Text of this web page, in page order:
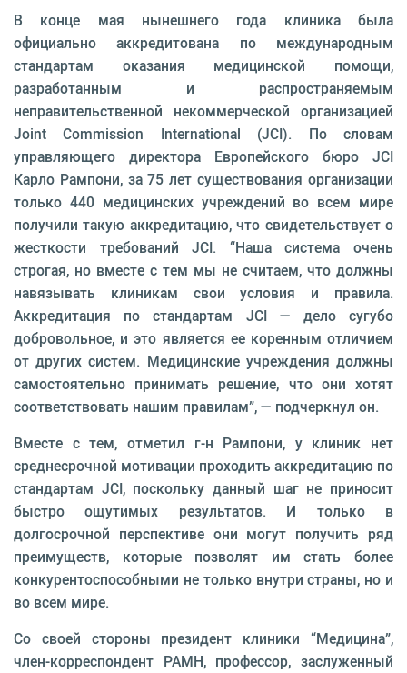
В конце мая нынешнего года клиника была
официально аккредитована по международным
стандартам оказания медицинской помощи,
разработанным и распространяемым
неправительственной некоммерческой организацией
Joint Commission International (JCI). По словам
управляющего директора Европейского бюро JCI
Карло Рампони, за 75 лет существования организации
только 440 медицинских учреждений во всем мире
получили такую аккредитацию, что свидетельствует о
жесткости требований JCI. “Наша система очень
строгая, но вместе с тем мы не считаем, что должны
навязывать клиникам свои условия и правила.
Аккредитация по стандартам JCI — дело сугубо
добровольное, и это является ее коренным отличием
от других систем. Медицинские учреждения должны
самостоятельно принимать решение, что они хотят
соответствовать нашим правилам”, — подчеркнул он.
Вместе с тем, отметил г-н Рампони, у клиник нет
среднесрочной мотивации проходить аккредитацию по
стандартам JCI, поскольку данный шаг не приносит
быстро ощутимых результатов. И только в
долгосрочной перспективе они могут получить ряд
преимуществ, которые позволят им стать более
конкурентоспособными не только внутри страны, но и
во всем мире.
Со своей стороны президент клиники “Медицина”,
член-корреспондент РАМН, профессор, заслуженный